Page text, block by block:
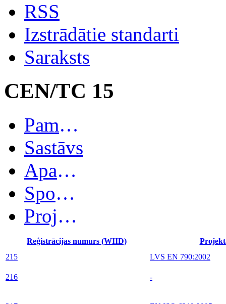
RSS
Izstrādātie standarti
Saraksts
CEN/TC 15
Pamatinformācija
Sastāvs
Apakškomitejas
Spoguļkomitejas
Projekti
Reģistrācijas numurs (WIID)
215
LVS EN 790:2002
216 -